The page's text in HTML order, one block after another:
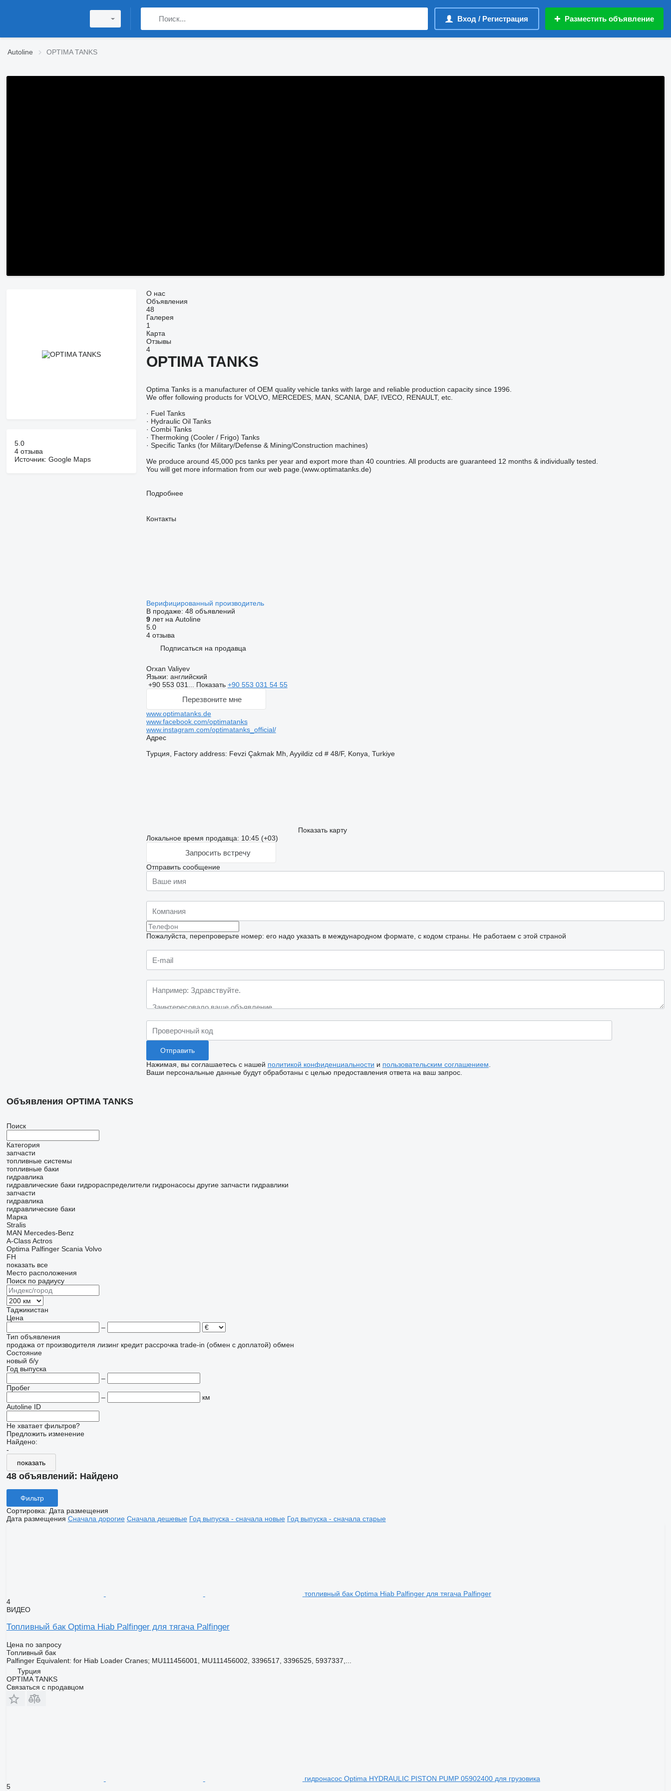
Вход / Регистрация Разместить объявление
Autoline OPTIMA TANKS
5.0
4 отзыва
Источник: Google Maps
О нас
Объявления
48
Галерея
1
Карта
Отзывы
4
OPTIMA TANKS
Optima Tanks is a manufacturer of OEM quality vehicle tanks with large and reliable production capacity since 1996.
We offer following products for VOLVO, MERCEDES, MAN, SCANIA, DAF, IVECO, RENAULT, etc.
· Fuel Tanks
· Hydraulic Oil Tanks
· Combi Tanks
· Thermoking (Cooler / Frigo) Tanks
· Specific Tanks (for Military/Defense & Mining/Construction machines)
We produce around 45,000 pcs tanks per year and export more than 40 countries. All products are guaranteed 12 months & individually tested.
You will get more information from our web page.(www.optimatanks.de)
Подробнее
Контакты
Верифицированный производитель
В продаже: 48 объявлений
9лет на Autoline
5.0
4 отзыва
Подписаться на продавца
Orxan Valiyev
Языки: английский
+90 553 031... Показать +90 553 031 54 55
Перезвоните мне
www.optimatanks.de
www.facebook.com/optimatanks
www.instagram.com/optimatanks_official/
Адрес
Турция, Factory address: Fevzi Çakmak Mh, Ayyildiz cd # 48/F, Konya, Turkiye
Показать карту
Локальное время продавца: 10:45 (+03)
Запросить встречу
Отправить сообщение
Пожалуйста, перепроверьте номер: его надо указать в международном формате, с кодом страны. Не работаем с этой страной
Нажимая, вы соглашаетесь с нашей политикой конфиденциальности и пользовательским соглашением
Ваши персональные данные будут обработаны с целью предоставления ответа на ваш запрос.
Объявления OPTIMA TANKS
Поиск
Категория
запчасти
топливные системы
топливные баки
гидравлика
гидравлические баки гидрораспределители гидронасосы другие запчасти гидравлики
запчасти
гидравлика
гидравлические баки
Марка
Stralis
MAN Mercedes-Benz
A-Class Actros
Optima Palfinger Scania Volvo
FH
показать все
Место расположения
Поиск по радиусу
Таджикистан
Цена
–
Тип объявления
продажа от производителя лизинг кредит рассрочка trade-in (обмен с доплатой) обмен
Состояние
новый б/у
Год выпуска
–
Пробег
–
км
Autoline ID
Не хватает фильтров?
Предложить изменение
Найдено:
-
показать
48 объявлений: Найдено
Фильтр
Сортировка: Дата размещения
Дата размещения Сначала дорогие Сначала дешевые Год выпуска - сначала новые Год выпуска - сначала старые
топливный бак Optima Hiab Palfinger для тягача Palfinger
4
ВИДЕО
Топливный бак Optima Hiab Palfinger для тягача Palfinger
Цена по запросу
Топливный бак
Palfinger Equivalent: for Hiab Loader Cranes; MU111456001, MU111456002, 3396517, 3396525, 5937337,...
Турция
OPTIMA TANKS
Связаться с продавцом
гидронасос Optima HYDRAULIC PISTON PUMP 05902400 для грузовика
5